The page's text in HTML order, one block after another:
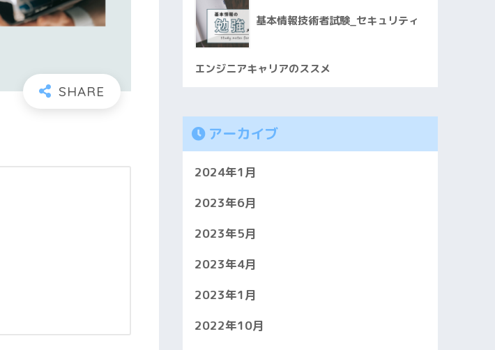
基本情報技術者試験_セキュリティ
エンジニアキャリアのススメ
アーカイブ
2024年1月
2023年6月
2023年5月
2023年4月
2023年1月
2022年10月